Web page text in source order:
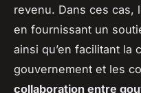
revenu. Dans ces cas,
en fournissant un
ainsi qu’en facilitant la
gouvernement et les
collaboration entre